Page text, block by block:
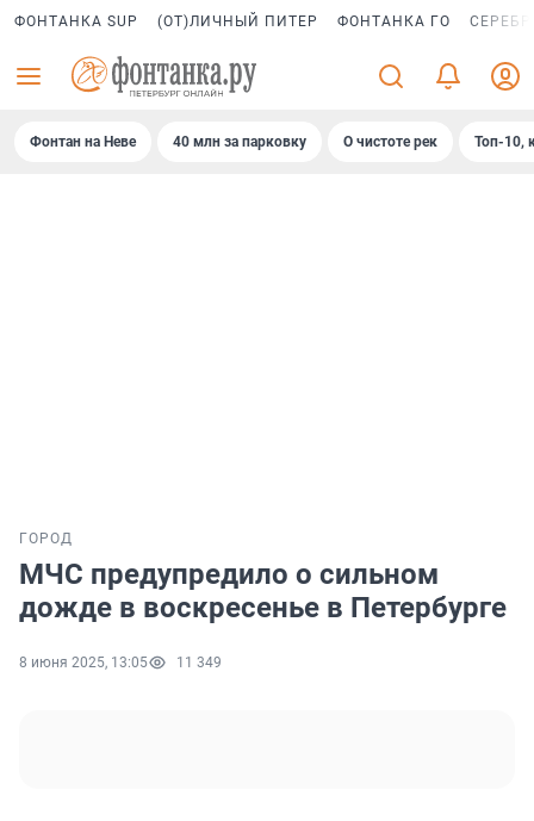
ФОНТАНКА SUP (ОТ)ЛИЧНЫЙ ПИТЕР ФОНТАНКА ГО
Фонтан на Неве 40 млн за парковку О чистоте рек Топ-10,
ГОРОД
МЧС предупредило о сильном
дожде в воскресенье в Петербурге
8 июня 2025, 13:05 11 349